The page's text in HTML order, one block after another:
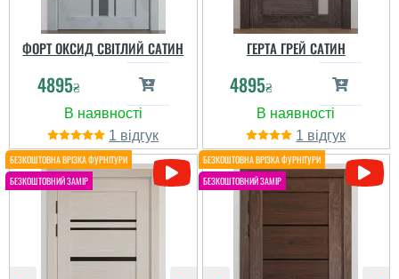
ФОРТ ОКСИД СВІТЛИЙ САТИН
4895₴
1
ГЕРТА ГРЕЙ САТИН
4895₴
1